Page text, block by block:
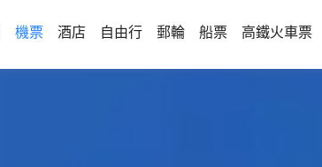
機票 酒店 自由行 郵輪 船票 高鐵火車票